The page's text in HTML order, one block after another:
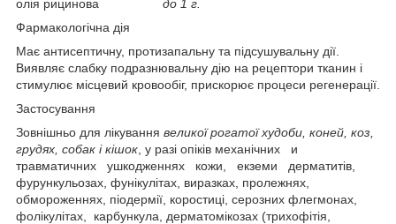
олія рицинова до 1 г.
Фармакологічна дія
Має антисептичну, протизапальну та підсушувальну дії.
Виявляє слабку подразнювальну дію на рецептори тканин і
стимулює місцевий кровообіг, прискорює процеси регенерації.
Застосування
Зовнішньо для лікування великої рогатої худоби, коней, коз,
грудях, собак і кішок , у разі опіків механічних и
травматичних ушкодженнях кожи, екземи дерматитів,
фурункульозах, фунікулітах, виразках, пролежнях,
обмороженнях, піодермії, коростиці, серозних флегмонах,
фолікулітах, карбункула, дерматомікозах (трихофітія,